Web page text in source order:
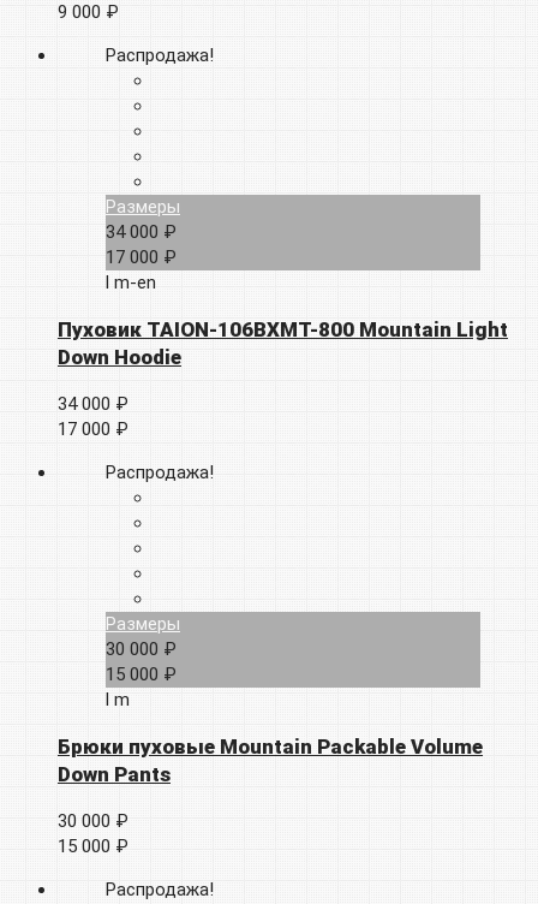
9 000 ₽
Распродажа!
Размеры
34 000 ₽
17 000 ₽
m-en
Пуховик TAION-106BXMT-800 Mountain Light
Down Hoodie
34 000 ₽
17 000 ₽
Распродажа!
Размеры
30 000 ₽
15 000 ₽
m
Брюки пуховые Mountain Packable Volume
Down Pants
30 000 ₽
15 000 ₽
Распродажа!